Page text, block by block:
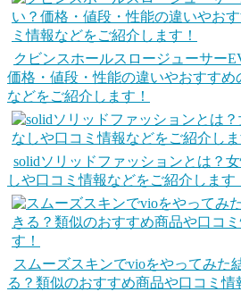
クビンスホールスロージューサー
価格・値段・性能の違いやおすすめ
などをご紹介します！
solidソリッドファッションとは？
しや口コミ情報などをご紹介します
スムーズスキンでvioをやってみた
る？類似のおすすめ商品や口コミ情